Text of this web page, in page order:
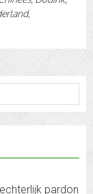
,
pardon